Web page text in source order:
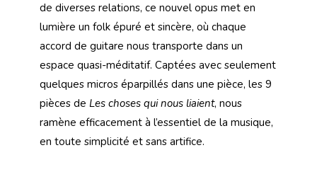
de diverses relations, ce nouvel opus met en
lumière un folk épuré et sincère, où chaque
accord de guitare nous transporte dans un
espace quasi-méditatif. Captées avec seulement
quelques micros éparpillés dans une pièce, les 9
pièces de Les choses qui nous liaient, nous
ramène efficacement à l’essentiel de la musique,
en toute simplicité et sans artifice.